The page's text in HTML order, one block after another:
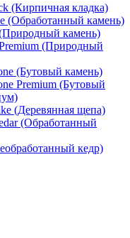
(Кирпичная кладка)
(Обработанный камень)
(Природный камень)
(Природный
(Бутовый камень)
Premium (Бутовый
(Деревянная щепа)
(Обработанный
кедр)